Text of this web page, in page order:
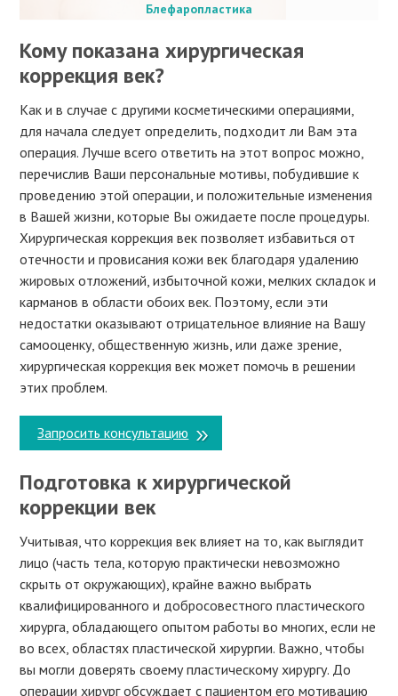
Блефаропластика
Кому показана хирургическая
коррекция век?
Как и в случае с другими косметическими операциями,
для начала следует определить, подходит ли Вам эта
операция. Лучше всего ответить на этот вопрос можно,
перечислив Ваши персональные мотивы, побудившие к
проведению этой операции, и положительные изменения
в Вашей жизни, которые Вы ожидаете после процедуры.
Хирургическая коррекция век позволяет избавиться от
отечности и провисания кожи век благодаря удалению
жировых отложений, избыточной кожи, мелких складок и
карманов в области обоих век. Поэтому, если эти
недостатки оказывают отрицательное влияние на Вашу
самооценку, общественную жизнь, или даже зрение,
хирургическая коррекция век может помочь в решении
этих проблем.
Запросить консультацию
Подготовка к хирургической
коррекции век
Учитывая, что коррекция век влияет на то, как выглядит
лицо (часть тела, которую практически невозможно
скрыть от окружающих), крайне важно выбрать
квалифицированного и добросовестного пластического
хирурга, обладающего опытом работы во многих, если не
во всех, областях пластической хирургии. Важно, чтобы
вы могли доверять своему пластическому хирургу. До
операции хирург обсуждает с пациентом его мотивацию